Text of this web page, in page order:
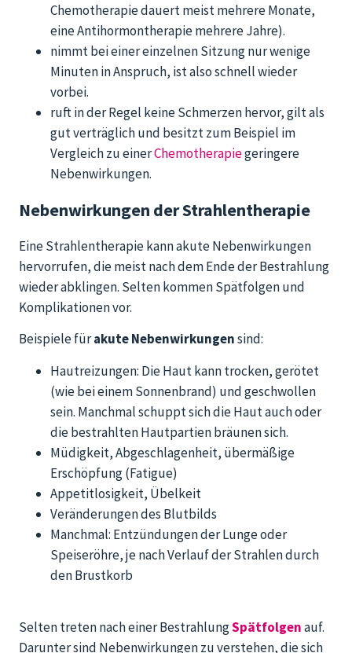
Chemotherapie dauert meist mehrere Monate,
eine Antihormontherapie mehrere Jahre).
nimmt bei einer einzelnen Sitzung nur wenige
Minuten in Anspruch, ist also schnell wieder
vorbei.
ruft in der Regel keine Schmerzen hervor, gilt als
gut verträglich und besitzt zum Beispiel im
Vergleich zu einerChemotherapiegeringere
Nebenwirkungen.
Nebenwirkungen der Strahlentherapie
Eine Strahlentherapie kann akute Nebenwirkungen
hervorrufen, die meist nach dem Ende der Bestrahlung
wieder abklingen. Selten kommen Spätfolgen und
Komplikationen vor.
Beispiele fürakute Nebenwirkungensind:
Hautreizungen: Die Haut kann trocken, gerötet
(wie bei einem Sonnenbrand) und geschwollen
sein. Manchmal schuppt sich die Haut auch oder
die bestrahlten Hautpartien bräunen sich.
Müdigkeit, Abgeschlagenheit, übermäßige
Erschöpfung (Fatigue)
Appetitlosigkeit, Übelkeit
Veränderungen des Blutbilds
Manchmal: Entzündungen der Lunge oder
Speiseröhre, je nach Verlauf der Strahlen durch
den Brustkorb
Selten treten nach einer BestrahlungSpätfolgenauf.
Darunter sind Nebenwirkungen zu verstehen, die sich